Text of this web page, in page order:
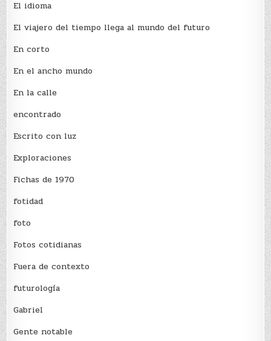
El idioma
El viajero del tiempo llega al mundo del futuro
En corto
En el ancho mundo
En la calle
encontrado
Escrito con luz
Exploraciones
Fichas de 1970
fotidad
foto
Fotos cotidianas
Fuera de contexto
futurología
Gabriel
Gente notable